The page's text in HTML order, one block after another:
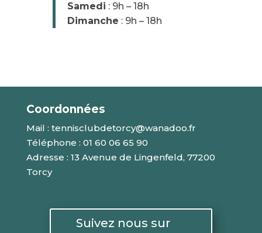
Samedi : 9h – 18h
Dimanche : 9h – 18h
Coordonnées
Mail : tennisclubdetorcy@wanadoo.fr
Téléphone : 01 60 06 65 90
Adresse : 13 Avenue de Lingenfeld, 77200
Torcy
Suivez nous sur